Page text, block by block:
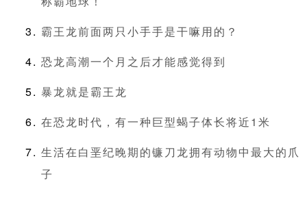
霸王龙前面两只小手手是干嘛用的？
恐龙高潮一个月之后才能感觉得到
暴龙就是霸王龙
在恐龙时代，有一种巨型蝎子体长将近1米
生活在白垩纪晚期的镰刀龙拥有动物中最大的爪
子